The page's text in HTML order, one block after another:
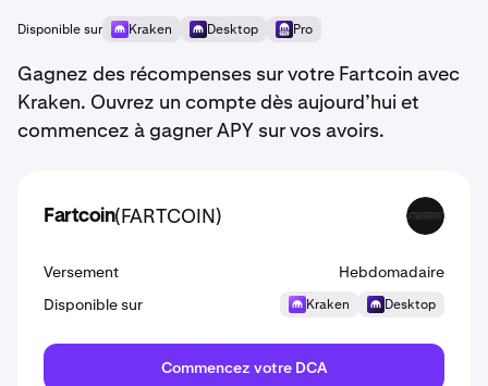
Disponible sur Kraken Desktop Pro
Gagnez des récompenses sur votre Fartcoin avec
Kraken. Ouvrez un compte dès aujourd’hui et
commencez à gagner APY sur vos avoirs.
Fartcoin(FARTCOIN) FARTCOIN
Versement
Hebdomadaire
Disponible sur
Kraken Desktop
Commencez votre DCA